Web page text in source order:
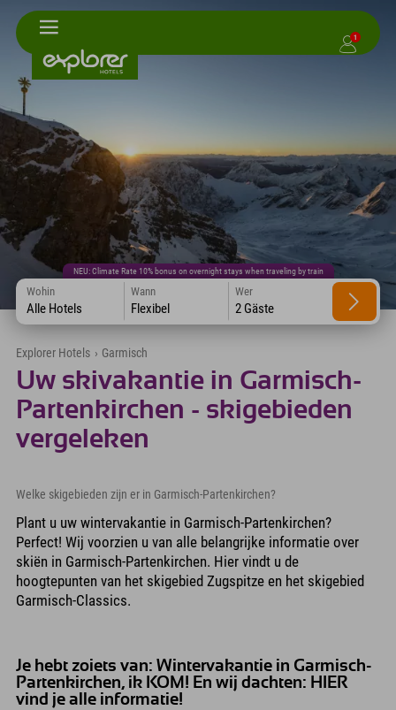
1
NEU: Climate Rate 10% bonus on overnight stays when traveling by train
Wohin
Alle Hotels
Wann
Flexibel
Wer
2 Gäste
Explorer Hotels › Garmisch
Uw skivakantie in Garmisch-
Partenkirchen - skigebieden
vergeleken
Welke skigebieden zijn er in Garmisch-Partenkirchen?
Plant u uw wintervakantie in Garmisch-Partenkirchen?
Perfect! Wij voorzien u van alle belangrijke informatie over
skiën in Garmisch-Partenkirchen. Hier vindt u de
hoogtepunten van het skigebied Zugspitze en het skigebied
Garmisch-Classics.
Je hebt zoiets van: Wintervakantie in Garmisch-
Partenkirchen, ik KOM! En wij dachten: HIER
vind je alle informatie!